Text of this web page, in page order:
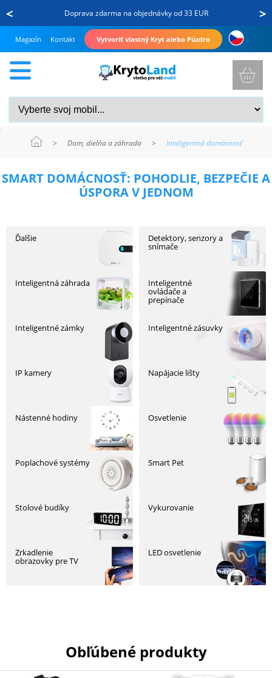
< >
Doprava zdarma na objednávky od 33 EUR
Magazín Kontakt Vytvoriť vlastný Kryt alebo Púzdro
A
SKLÁ
NABÍJANIE
ŠPORT
PRODUKTY
/
SMART DOMÁCNOSŤ: POHODLIE, BEZPEČIE A
ÚSPORA V JEDNOM
Ďalšie Detektory, senzory a
snímače
Inteligentná záhrada Inteligentné
ovládače a
prepínače
Inteligentné zámky Inteligentné zásuvky
IP kamery Napájacie lišty
Nástenné hodiny Osvetlenie
Poplachové systémy Smart Pet
Stolové budíky Vykurovanie
Zrkadlenie
obrazovky pre TV
LED osvetlenie
Obľúbené produkty
> Dom, dielňa a záhrada > Inteligentná domácnosť